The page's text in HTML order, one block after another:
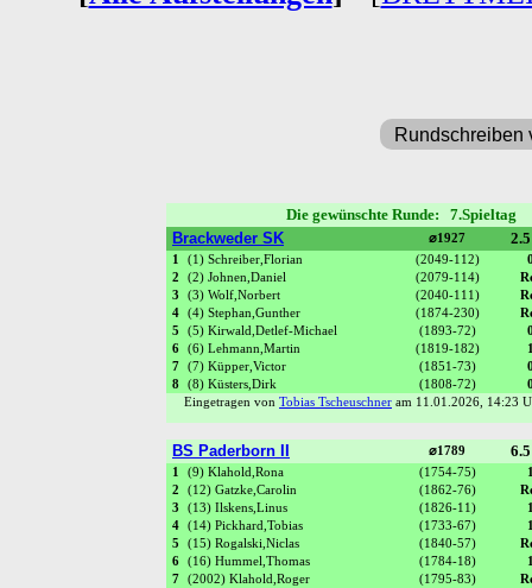
Rundschreiben
Die gewünschte Runde:
Brackweder SK
⌀1927
1 (1) Schreiber,Florian (2049-112)
2
(2) Johnen,Daniel (2079-114)
3
(3) Wolf,Norbert (2040-111)
4
(4) Stephan,Gunther (1874-230)
5
(5) Kirwald,Detlef-Michael (1893-72)
6
(6) Lehmann,Martin (1819-182)
7
(7) Küpper,Victor (1851-73)
8
(8) Küsters,Dirk (1808-72)
Eingetragen von Tobias Tscheuschner am 11.01.2026, 14:23
BS Paderborn II ⌀1789
1 (9) Klahold,Rona (1754-75)
2
(12) Gatzke,Carolin (1862-76)
3
(13) Ilskens,Linus (1826-11)
4
(14) Pickhard,Tobias (1733-67)
5
(15) Rogalski,Niclas (1840-57)
6
(16) Hummel,Thomas (1784-18)
7
(2002) Klahold,Roger (1795-83)